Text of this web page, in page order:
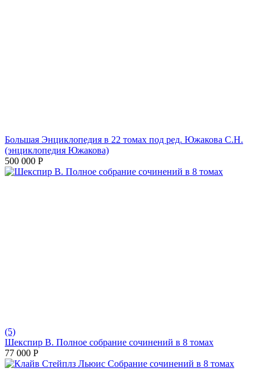
Большая Энциклопедия в 22 томах под ред. Южакова С.Н.
(энциклопедия Южакова)
500 000 Р
(5)
Шекспир В. Полное собрание сочинений в 8 томах
77 000 Р